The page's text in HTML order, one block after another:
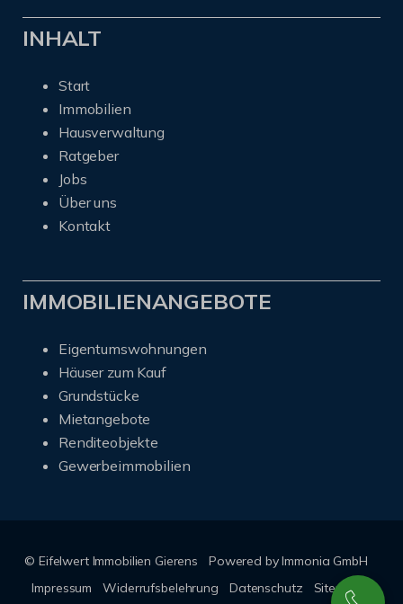
INHALT
Start
Immobilien
Hausverwaltung
Ratgeber
Jobs
Über uns
Kontakt
IMMOBILIENANGEBOTE
Eigentumswohnungen
Häuser zum Kauf
Grundstücke
Mietangebote
Renditeobjekte
Gewerbeimmobilien
© Eifelwert Immobilien Gierens
Powered by Immonia GmbH
Impressum
Widerrufsbelehrung Datenschutz Sitemap